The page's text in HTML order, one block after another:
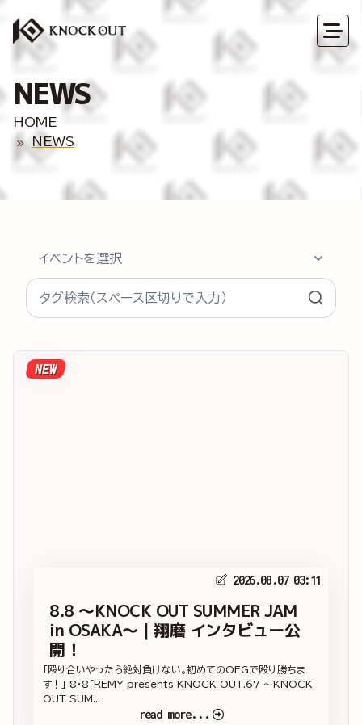
NEWS
HOME
NEWS
イベントを選択
タグ検索
NEW
2026.08.07 03:11
8.8 ～KNOCK OUT SUMMER JAM
in OSAKA～｜翔磨 インタビュー公
開！
「殴り合いやったら絶対負けない。初めてのOFGで殴り勝ちま
す！」 8・8「REMY presents KNOCK OUT.67 ～KNOCK
OUT SUM...
read more...